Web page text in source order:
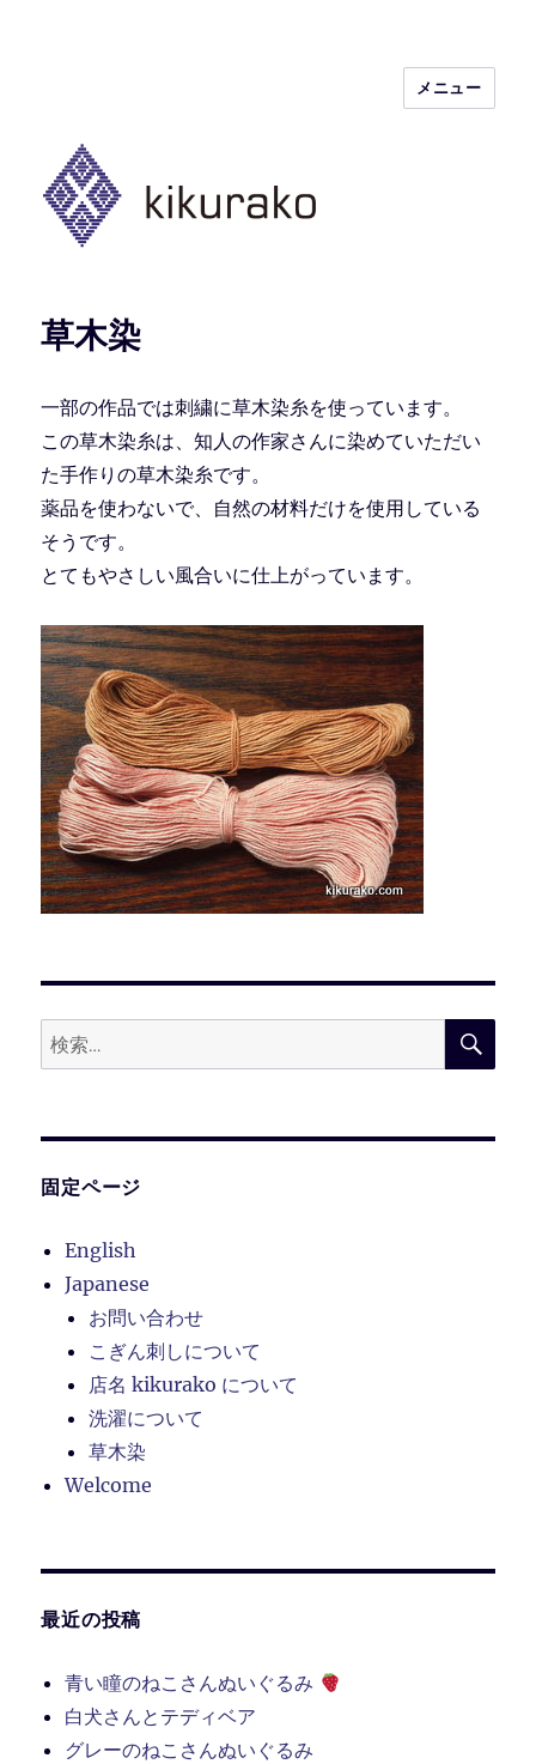
kikurako.com koginzashi (kogin)
needleworks こぎん刺し きくらこ
メニュー
草木染
一部の作品では刺繍に草木染糸を使っています。
この草木染糸は、知人の作家さんに染めていただい
た手作りの草木染糸です。
薬品を使わないで、自然の材料だけを使用している
そうです。
とてもやさしい風合いに仕上がっています。
検
索:
検
固定ページ
English
Japanese
お問い合わせ
こぎん刺しについて
店名 kikurako について
洗濯について
草木染
Welcome
最近の投稿
青い瞳のねこさんぬいぐるみ
白犬さんとテディベア
グレーのねこさんぬいぐるみ